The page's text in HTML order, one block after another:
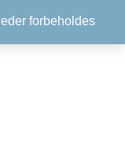
forbeholdes